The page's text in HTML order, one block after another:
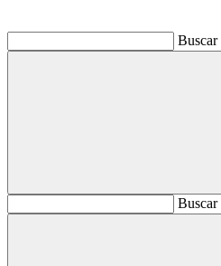
Buscar
BuscarBuscar